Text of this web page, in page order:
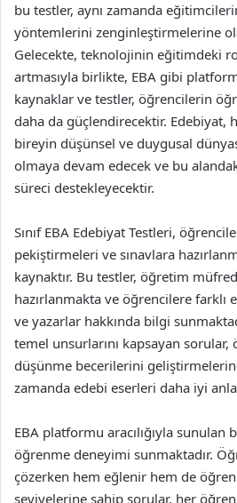
bu testler, aynı zamanda
yöntemlerini zenginleştirmelerine
Gelecekte, teknolojinin eğitimdeki
artmasıyla birlikte, EBA gibi
kaynaklar ve testler, öğrencilerin
daha da güçlendirecektir. Edebiyat,
bireyin düşünsel ve duygusal
olmaya devam edecek ve bu
süreci destekleyecektir.
Sınıf EBA Edebiyat Testleri,
pekiştirmeleri ve sınavlara
kaynaktır. Bu testler, öğretim
hazırlanmakta ve öğrencilere farklı
ve yazarlar hakkında bilgi
temel unsurlarını kapsayan
düşünme becerilerini
zamanda edebi eserleri daha iyi
EBA platformu aracılığıyla
öğrenme deneyimi sunmaktadır.
çözerken hem eğlenir hem de
seviyelerine sahip sorular, her